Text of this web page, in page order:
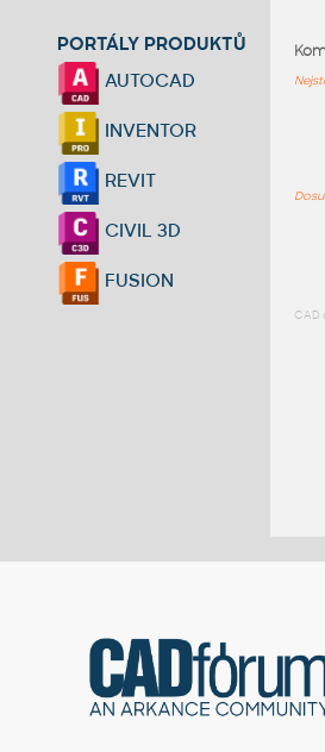
PORTÁLY PRODUKTŮ
AUTOCAD
INVENTOR
REVIT
CIVIL 3D
FUSION
CAD